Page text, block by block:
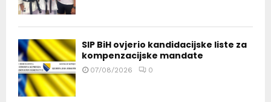
SIP BiH ovjerio kandidacijske liste za
kompenzacijske mandate
07/08/2026 0